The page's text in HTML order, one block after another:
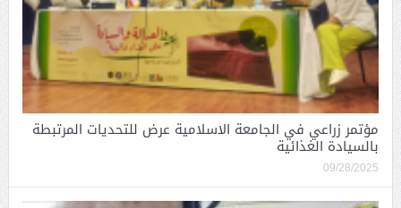
مؤتمر زراعي في الجامعة الاسلامية عرض للتحديات المرتبطة
بالسيادة الغذائية
09/28/2025